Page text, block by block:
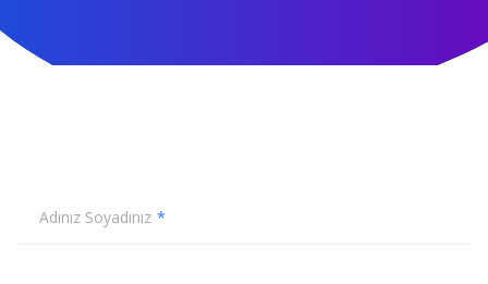
Adınız Soyadınız